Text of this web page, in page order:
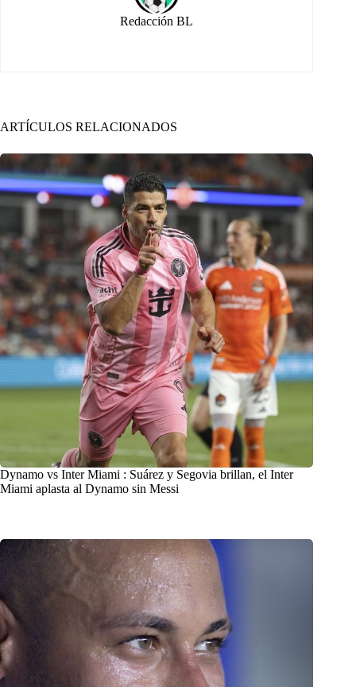
Redacción BL
ARTÍCULOS RELACIONADOS
Dynamo vs Inter Miami : Suárez y Segovia brillan, el Inter
Miami aplasta al Dynamo sin Messi